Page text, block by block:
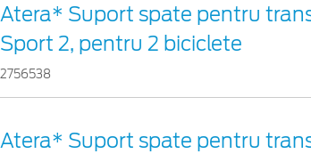
Atera* Suport spate pentru
Sport 2, pentru 2 biciclete
2756538
Atera* Suport spate pentru